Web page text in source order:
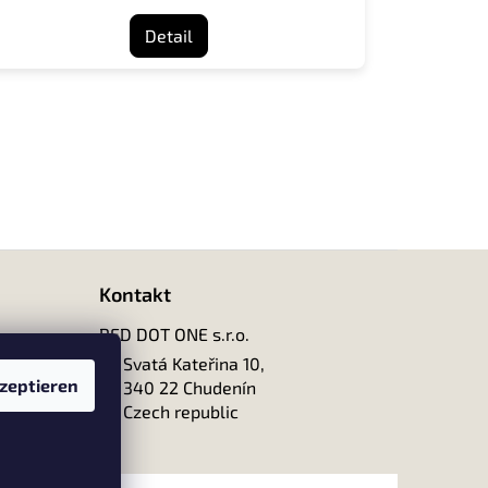
Detail
Kontakt
RED DOT ONE s.r.o.
Svatá Kateřina 10,
340 22 Chudenín
Czech republic